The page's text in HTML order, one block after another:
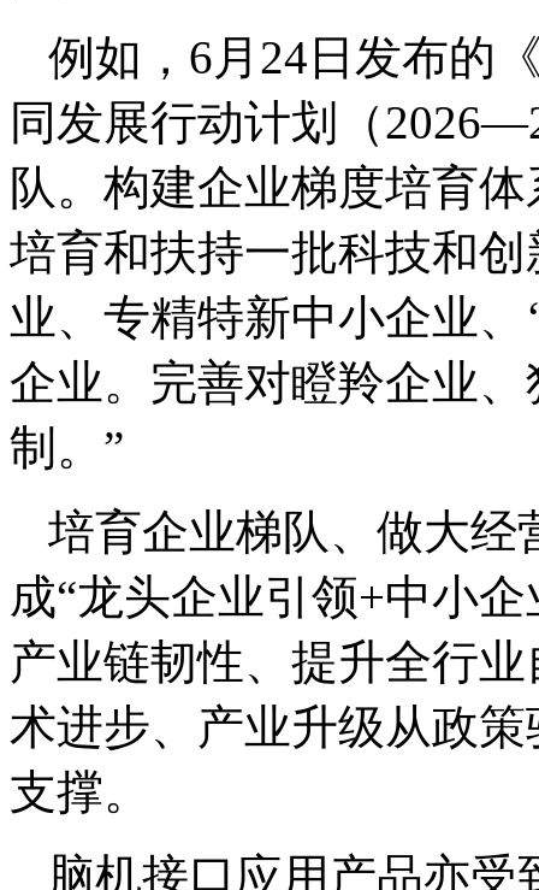
例如，6月24日发布的
同发展行动计划（
队。构建企业梯度培育
培育和扶持一批科技和
业、专精特新中小企业
企业。完善对瞪羚企业
制。”
培育企业梯队、做大经
成“龙头企业引领+中小
产业链韧性、提升全行
术进步、产业升级从政
支撑。
脑机接口应用产品亦受